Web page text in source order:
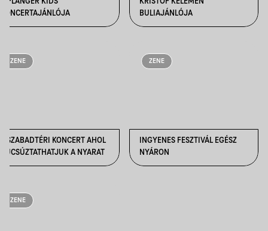
KONCERTAJÁNLÓJA
BULIAJÁNLÓJA
ZENE
5 SZABADTÉRI KONCERT AHOL
BÚCSÚZTATHATJUK A NYARAT
ZENE
INGYENES FESZTIVÁL EGÉSZ
NYÁRON
ZENE